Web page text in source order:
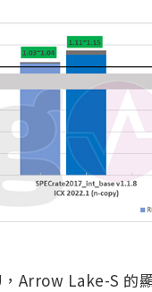
，Arrow Lake-S 的